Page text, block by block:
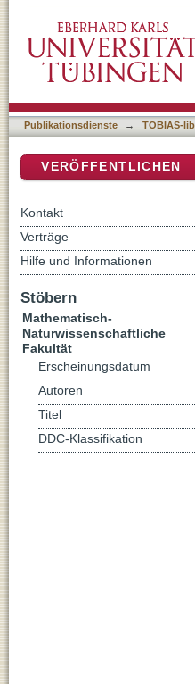
Publikationsdienste → TOBIAS-
VERÖFFENTLICHEN
Kontakt
Verträge
Hilfe und Informationen
Stöbern
Mathematisch-
Naturwissenschaftliche
Fakultät
Erscheinungsdatum
Autoren
Titel
DDC-Klassifikation